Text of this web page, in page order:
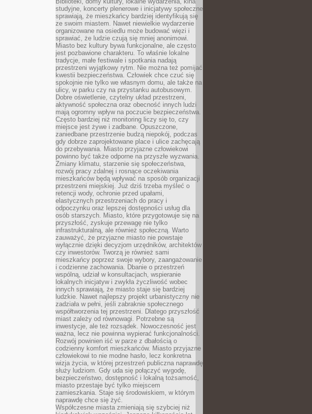
studyjne, koncerty plenerowe i inicjatywy społeczne
sprawiają, że mieszkańcy bardziej identyfikują się
ze swoim miastem. Nawet niewielkie wydarzenie
organizowane na osiedlu może budować więzi i
sprawiać, że ludzie czują się mniej anonimowi.
Miasto bez kultury bywa funkcjonalne, ale często
jest pozbawione charakteru. To właśnie lokalne
tradycje, małe festiwale i spotkania nadają
przestrzeni wyjątkowy rytm. Nie można też pomijać
kwestii bezpieczeństwa. Człowiek chce czuć się
spokojnie nie tylko we własnym domu, ale także na
ulicy, w parku czy na przystanku autobusowym.
Dobre oświetlenie, czytelny układ przestrzeni,
aktywność społeczna oraz obecność innych ludzi
mają ogromny wpływ na poczucie bezpieczeństwa.
Często bardziej niż monitoring liczy się to, czy
miejsce jest żywe i zadbane. Opuszczone,
zaniedbane przestrzenie budzą niepokój, podczas
gdy dobrze zaprojektowane place i ulice zachęcają
do przebywania. Miasto przyjazne człowiekowi
powinno być także odporne na przyszłe wyzwania.
Zmiany klimatu, starzenie się społeczeństwa,
rozwój pracy zdalnej i rosnące oczekiwania
mieszkańców będą wpływać na sposób organizacji
przestrzeni miejskiej. Już dziś trzeba myśleć o
retencji wody, ochronie przed upałami,
elastycznych przestrzeniach do pracy i
odpoczynku oraz lepszej dostępności usług dla
osób starszych. Miasto, które przygotowuje się na
przyszłość, zyskuje przewagę nie tylko
infrastrukturalną, ale również społeczną. Warto
zauważyć, że przyjazne miasto nie powstaje
wyłącznie dzięki decyzjom urzędników, architektów
czy inwestorów. Tworzą je również sami
mieszkańcy poprzez swoje wybory, zaangażowanie
i codzienne zachowania. Dbanie o przestrzeń
wspólną, udział w konsultacjach, wspieranie
lokalnych inicjatyw i zwykła życzliwość wobec
innych sprawiają, że miasto staje się bardziej
ludzkie. Nawet najlepszy projekt urbanistyczny nie
zadziała w pełni, jeśli zabraknie społecznego
współtworzenia tej przestrzeni. Dlatego przyszłość
miast zależy od równowagi. Potrzebne są
inwestycje, ale też rozsądek. Nowoczesność jest
ważna, lecz nie powinna wypierać funkcjonalności.
Rozwój powinien iść w parze z dbałością o
codzienny komfort mieszkańców. Miasto przyjazne
człowiekowi to nie modne hasło, lecz konkretna
wizja życia, w której przestrzeń publiczna naprawdę
służy ludziom. Gdy uda się połączyć wygodę,
bezpieczeństwo, dostępność i lokalną tożsamość,
miasto przestaje być tylko miejscem
zamieszkania. Staje się środowiskiem, w którym
naprawdę chce się żyć.
Współczesne miasta zmieniają się szybciej niż